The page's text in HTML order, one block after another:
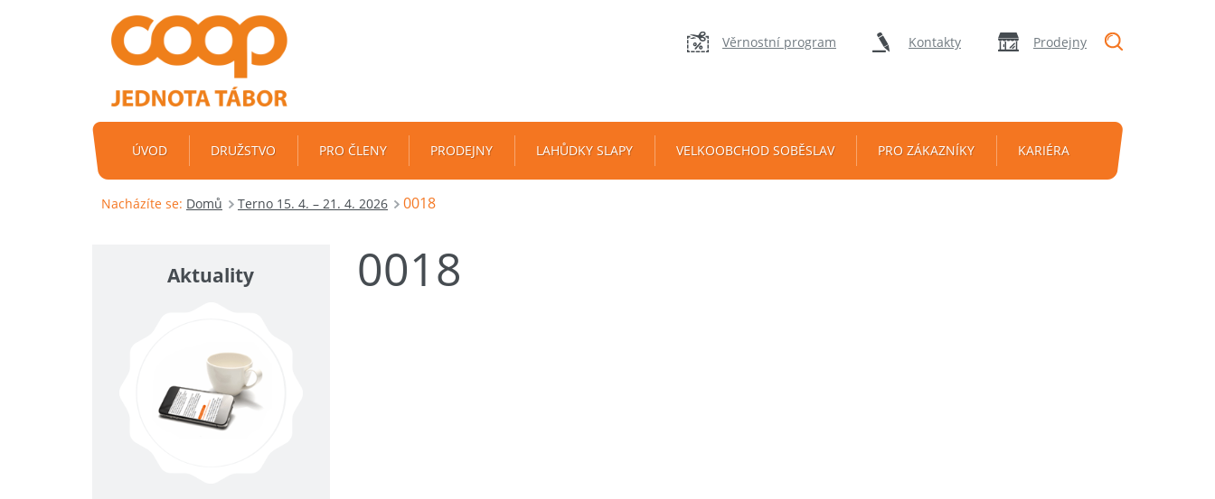
Věrnostní program Kontakty Prodejny
ÚVOD DRUŽSTVO PRO ČLENY PRODEJNY LAHŮDKY SLAPY VELKOOBCHOD SOBĚSLAV PRO ZÁKAZNÍKY KARIÉRA
Nacházíte se: Domů Terno 15. 4. – 21. 4. 2026 0018
0018
Aktuality